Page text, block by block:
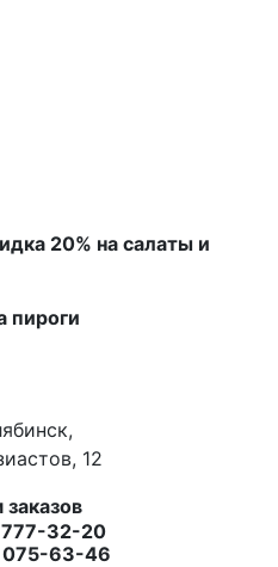
20% на салаты и
пироги
12
32-20
63-46